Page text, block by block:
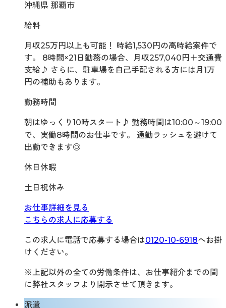
沖縄県 那覇市
給料
月収25万円以上も可能！ 時給1,530円の高時給案件で
す。 8時間×21日勤務の場合、月収257,040円＋交通費
支給♪ さらに、駐車場を自己手配される方には月1万
円の補助もあります。
勤務時間
朝はゆっくり10時スタート♪ 勤務時間は10:00～19:00
で、実働8時間のお仕事です。 通勤ラッシュを避けて
出勤できます◎
休日休暇
土日祝休み
お仕事詳細を見る
こちらの求人に応募する
この求人に電話で応募する場合は0120-10-6918へお掛
けください。
※上記以外の全ての労働条件は、お仕事紹介までの間
に弊社スタッフより開示させて頂きます。
派遣